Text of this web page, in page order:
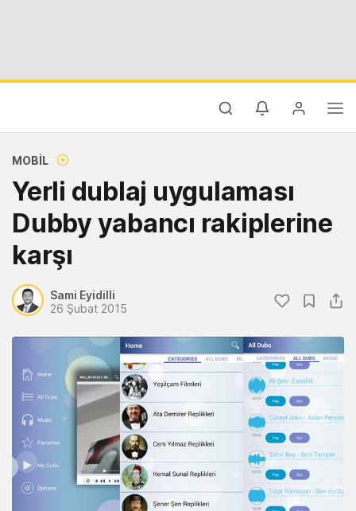
MOBIL
Yerli dublaj uygulaması
Dubby yabancı rakiplerine
karşı
Sami Eyidilli
26 Şubat 2015